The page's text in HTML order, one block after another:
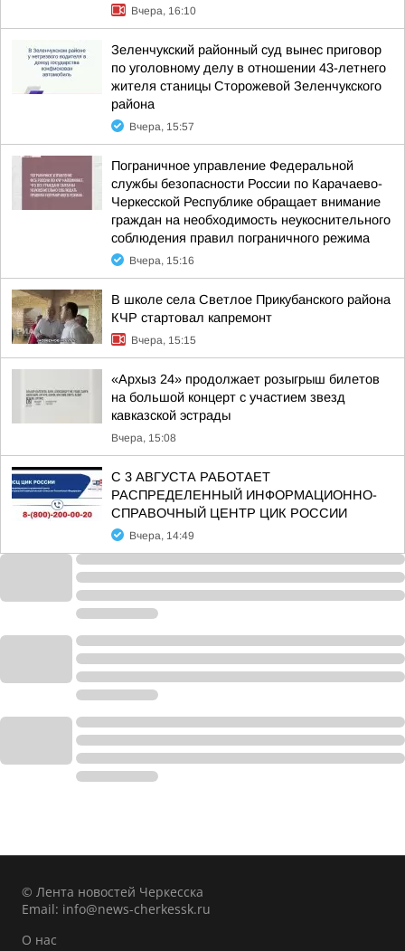
Вчера, 16:10
Зеленчукский районный суд вынес приговор
по уголовному делу в отношении 43-летнего
жителя станицы Сторожевой Зеленчукского
района
Вчера, 15:57
Пограничное управление Федеральной
службы безопасности России по Карачаево-
Черкесской Республике обращает внимание
граждан на необходимость неукоснительного
соблюдения правил пограничного режима
Вчера, 15:16
В школе села Светлое Прикубанского района
КЧР стартовал капремонт
Вчера, 15:15
«Архыз 24» продолжает розыгрыш билетов
на большой концерт с участием звезд
кавказской эстрады
Вчера, 15:08
С 3 АВГУСТА РАБОТАЕТ
РАСПРЕДЕЛЕННЫЙ ИНФОРМАЦИОННО-
СПРАВОЧНЫЙ ЦЕНТР ЦИК РОССИИ
Вчера, 14:49
© Лента новостей Черкесска
Email: info@news-cherkessk.ru
О нас